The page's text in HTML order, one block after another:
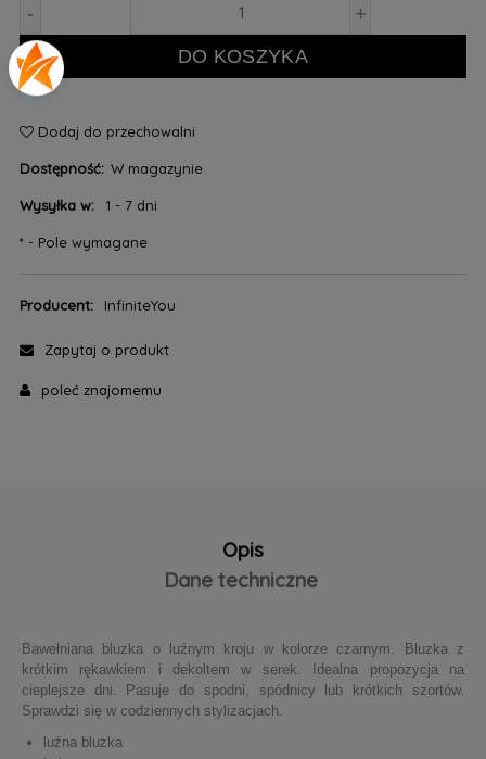
- +
DO KOSZYKA
Dodaj do przechowalni
Dostępność: W magazynie
Wysyłka w: 1 - 7 dni
*- Pole wymagane
Producent: InfiniteYou
Zapytaj o produkt
poleć znajomemu
Opis
Dane techniczne
Bawełniana bluzka o luźnym kroju w kolorze czarnym. Bluzka z
krótkim rękawkiem i dekoltem w serek. Idealna propozycja na
cieplejsze dni. Pasuje do spodni, spódnicy lub krótkich szortów.
Sprawdzi się w codziennych stylizacjach.
luźna bluzka